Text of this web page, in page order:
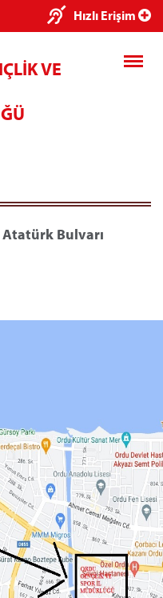
Hızlı Erişim
VE
Bulvarı
Spor Bilgi Sistemi